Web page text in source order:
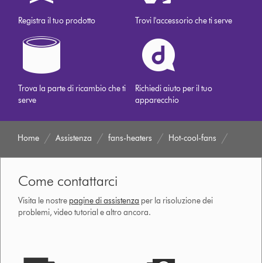
Registra il tuo prodotto Trovi l'accessorio che ti serve
Trova la parte di ricambio che ti
serve
Richiedi aiuto per il tuo
apparecchio
Home Assistenza fans-heaters Hot-cool-fans
Come contattarci
Visita le nostre pagine di assistenza per la risoluzione dei
problemi, video tutorial e altro ancora.